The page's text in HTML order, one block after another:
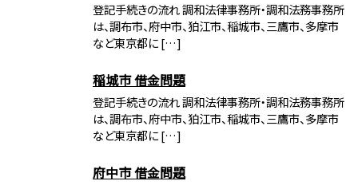
登記手続きの流れ 調和法律事務所・調和法務事務所
は、調布市、府中市、狛江市、稲城市、三鷹市、多摩市
など東京都に […]
稲城市 借金問題
登記手続きの流れ 調和法律事務所・調和法務事務所
は、調布市、府中市、狛江市、稲城市、三鷹市、多摩市
など東京都に […]
府中市 借金問題